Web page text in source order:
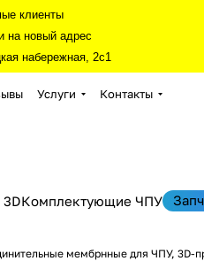
клиенты
на новый адрес
набережная, 2с1
Услуги Контакты
Комплектующие ЧПУ
мембрнные для ЧПУ, 3D-